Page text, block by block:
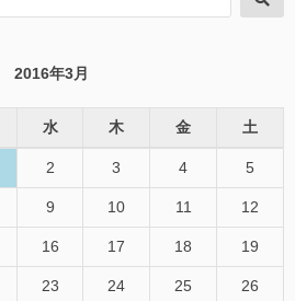
索
2016年3月
水 木 金 土
2 3 4 5
9 10 11 12
16 17 18 19
23 24 25 26